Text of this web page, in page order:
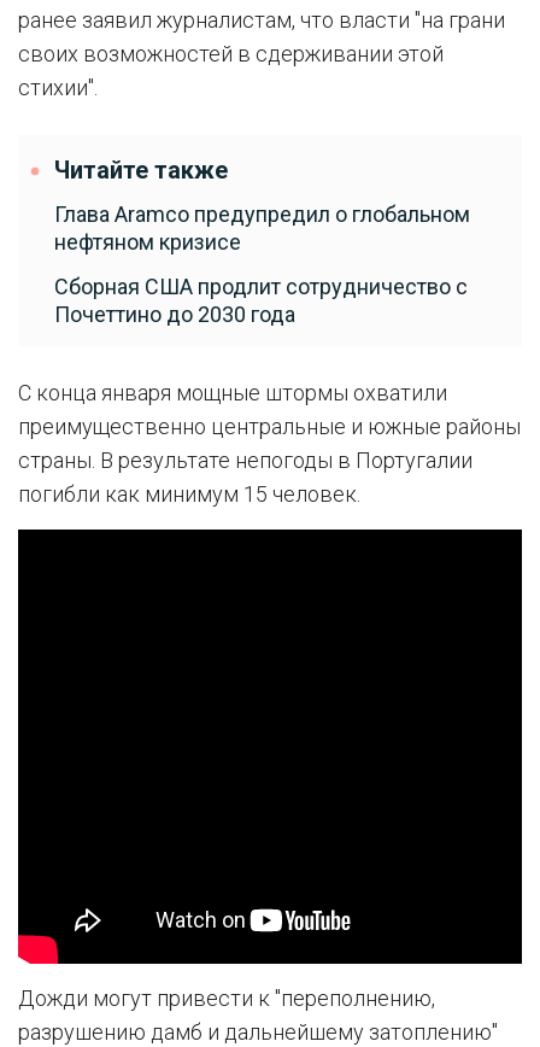
ранее заявил журналистам, что власти "на грани
своих возможностей в сдерживании этой
стихии".
Читайте также
Глава Aramco предупредил о глобальном
нефтяном кризисе
Сборная США продлит сотрудничество с
Почеттино до 2030 года
С конца января мощные штормы охватили
преимущественно центральные и южные районы
страны. В результате непогоды в Португалии
погибли как минимум 15 человек.
Дожди могут привести к "переполнению,
разрушению дамб и дальнейшему затоплению"